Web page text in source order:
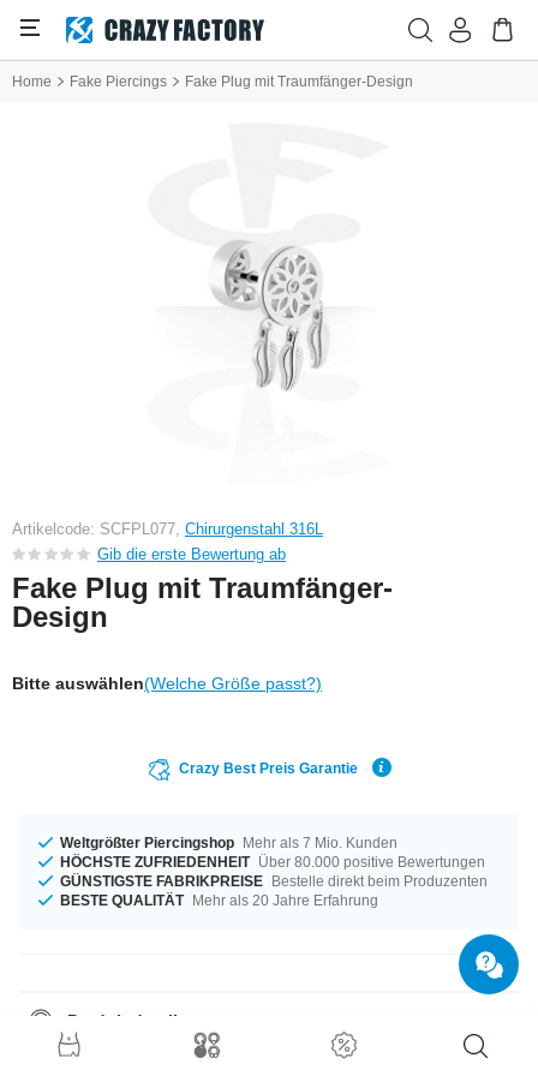
Home Fake Piercings Fake Plug mit Traumfänger-Design
Artikelcode: SCFPL077, Chirurgenstahl 316L
Gib die erste Bewertung ab
Fake Plug mit Traumfänger-
Design
Bitte auswählen(Welche Größe passt?)
Crazy Best Preis Garantie
Weltgrößter Piercingshop Mehr als 7 Mio. Kunden
HÖCHSTE ZUFRIEDENHEIT Über 80.000 positive Bewertungen
GÜNSTIGSTE FABRIKPREISE Bestelle direkt beim Produzenten
BESTE QUALITÄT Mehr als 20 Jahre Erfahrung
Produktdetails
In der Materialstärke von 1,2 mm auf Lager vorrätig. Dieses Produkt ist für